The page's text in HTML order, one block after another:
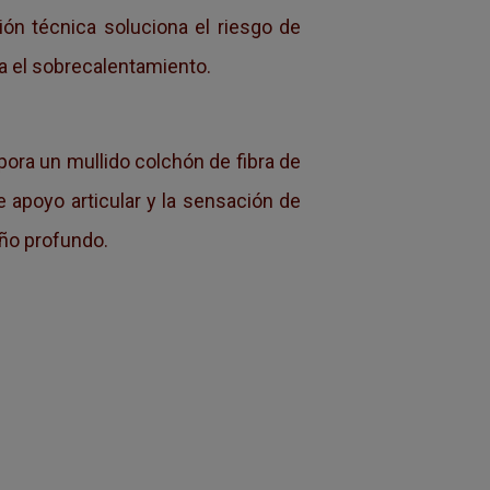
técnica soluciona el riesgo de
el sobrecalentamiento.
un mullido colchón de fibra de
articular y la sensación de
profundo.